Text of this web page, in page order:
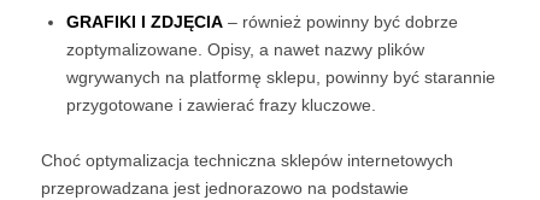
GRAFIKI I ZDJĘCIA– również powinny być dobrze
zoptymalizowane. Opisy, a nawet nazwy plików
wgrywanych na platformę sklepu, powinny być starannie
przygotowane i zawierać frazy kluczowe.
Choć optymalizacja techniczna sklepów internetowych
przeprowadzana jest jednorazowo na podstawie